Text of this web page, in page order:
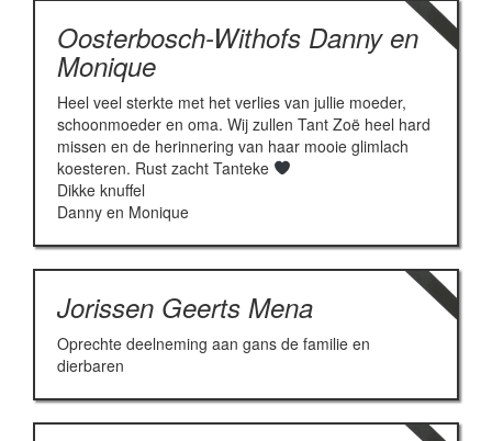
Oosterbosch-Withofs Danny en
Monique
Heel veel sterkte met het verlies van jullie moeder,
schoonmoeder en oma. Wij zullen Tant Zoë heel hard
missen en de herinnering van haar mooie glimlach
koesteren. Rust zacht Tanteke
Dikke knuffel
Danny en Monique
Jorissen Geerts Mena
Oprechte deelneming aan gans de familie en
dierbaren